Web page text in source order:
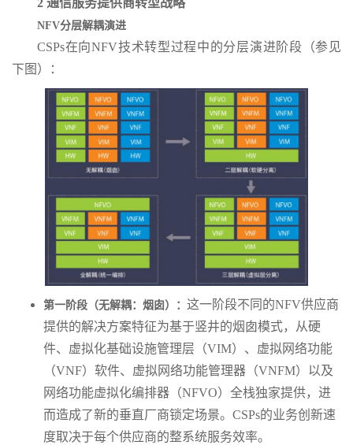
2 通信服务提供商转型战略
NFV分层解耦演进
CSPs在向NFV技术转型过程中的分层演进阶段（参见
下图）：
第一阶段（无解耦：烟囱）： 这一阶段不同的NFV供应商
提供的解决方案特征为基于竖井的烟囱模式，从硬
件、虚拟化基础设施管理层（VIM）、虚拟网络功能
（VNF）软件、虚拟网络功能管理器（VNFM）以及
网络功能虚拟化编排器（NFVO）全栈独家提供，进
而造成了新的垂直厂商锁定场景。CSPs的业务创新速
度取决于每个供应商的整系统服务效率。